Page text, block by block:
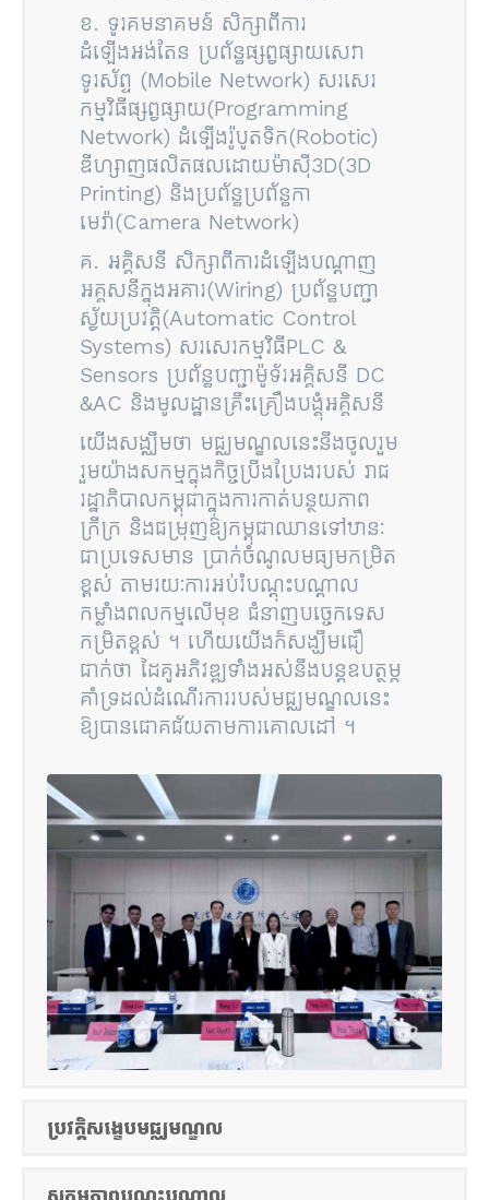
ខ. ទូរគមនាគមន៍ សិក្សាពីការ
ដំឡើងអង់តែន ប្រព័ន្ធផ្សព្វផ្សាយសេវា
ទូរស័ព្ទ (Mobile Network) សរសេរ
កម្មវិធីផ្សព្វផ្សាយ(Programming
Network) ដំឡើងរ៉ូបូតទិក(Robotic)
ឌីហ្សាញផលិតផលដោយម៉ាស៊ី3D(3D
Printing) និងប្រព័ន្ធប្រព័ន្ធកា
មេរ៉ា(Camera Network)
គ. អគ្គិសនី សិក្សាពីការដំឡើងបណ្តាញ
អគ្គសនីក្នុងអគារ(Wiring) ប្រព័ន្ធបញ្ជា
ស្វ័យប្រវត្តិ(Automatic Control
Systems) សរសេរកម្មវិធីPLC &
Sensors ប្រព័ន្ធបញ្ជាម៉ូទ័រអគ្គិសនី DC
&AC និងមូលដ្ឋានគ្រឹះគ្រឿងបង្គុំអគ្គិសនី
យើងសង្ឈឹមថា មជ្ឈមណ្ឌលនេះនឹងចូលរួម
រួមយ៉ាងសកម្មក្នុងកិច្ចប្រឹងប្រែងរបស់ រាជ
រដ្ឋាភិបាលកម្ពុជាក្នុងការកាត់បន្ថយភាព
ក្រីក្រ និងជម្រុញ​ឱ្យកម្ពុជាឈានទៅឋានៈ
ជាប្រទេសមាន ប្រាក់ចំណូលមធ្យមកម្រិត
ខ្ពស់ តាមរយៈការអប់រំបណ្តុះបណ្តាល
កម្លាំងពលកម្មលើមុខ ជំនាញបច្ចេកទេស
កម្រិតខ្ពស់ ។ ហើយយើងក៏សង្ឃឹមជឿ
ជាក់ថា ដៃគូអភិវឌ្ឍទាំងអស់នឹងបន្តឧបត្ថម្ភ
គាំទ្រដល់ដំណើរការរបស់មជ្ឈមណ្ឌលនេះ
ឱ្យបានជោគជ័យតាមការគោលដៅ ។
ប្រវត្តិសង្ខេបមជ្ឈមណ្ឌល